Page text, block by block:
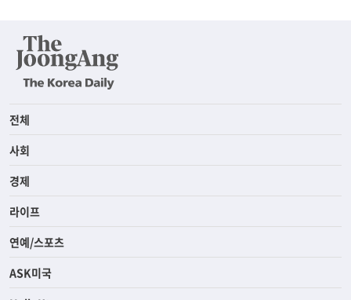
전체
사회
경제
라이프
연예/스포츠
ASK미국